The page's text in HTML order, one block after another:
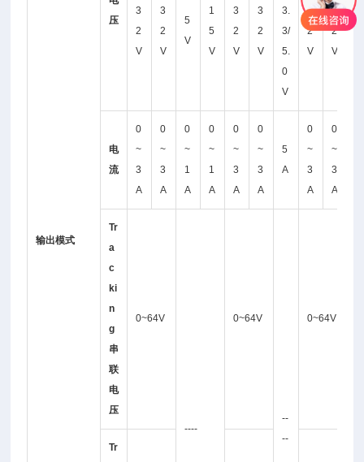
输出模式
压
3
2
V
3
2
V
5
V
1
5
V
3
2
V
3
2
V
3.
3/
5.
0
V
3
2
V
3
2
V
电
流
0
~
3
A
0
~
3
A
0
~
1
A
0
~
1
A
0
~
3
A
0
~
3
A
5
A
0
~
3
A
0
~
3
A
Tr
a
c
ki
n
g
串
联
电
压
0~64V
----
0~64V
--
--
0~64V
Tr